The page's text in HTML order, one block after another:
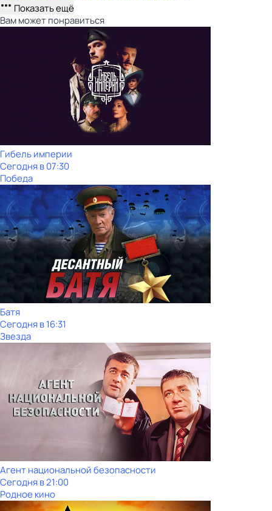
Показать ещё
Вам может понравиться
Гибель империи
Сегодня в 07:30
Победа
Батя
Сегодня в 16:31
Звезда
Агент национальной безопасности
Сегодня в 21:00
Родное кино